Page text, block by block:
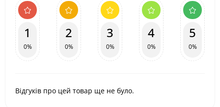
1
0%
2
0%
3
0%
4
0%
5
0%
Відгуків про цей товар ще не було.